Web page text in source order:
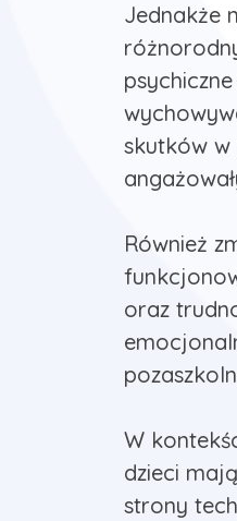
Jednakże
skutków w
Również
oraz
W
dzieci
strony